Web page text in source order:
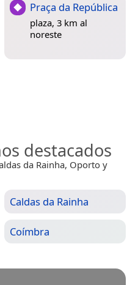
Praça da República
plaza, 3 km al
noreste
destacados
da Rainha, Oporto y
Caldas da Rainha
Coímbra